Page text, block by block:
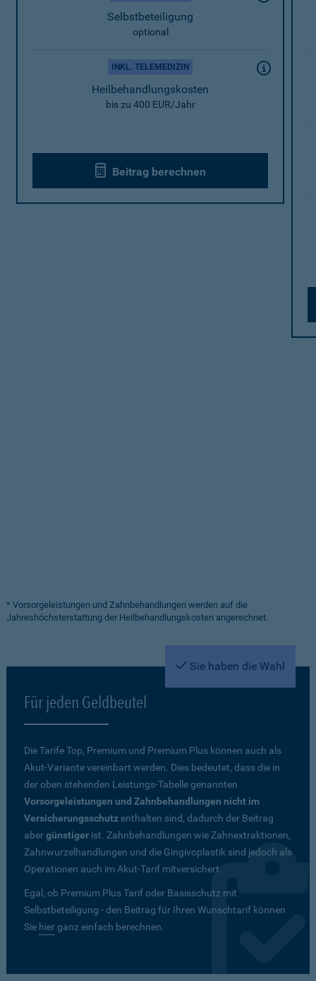
Selbstbeteiligung
optional
INKL. TELEMEDIZIN
Heilbehandlungskosten
bis zu 400 EUR/Jahr
Beitrag berechnen
* Vorsorgeleistungen und Zahnbehandlungen werden auf die
Jahreshöchsterstattung der Heilbehandlungskosten angerechnet.
Sie haben die Wahl
Für jeden Geldbeutel
Die Tarife Top, Premium und Premium Plus können auch als
Akut-Variante vereinbart werden. Dies bedeutet, dass die in
der oben stehenden Leistungs-Tabelle genannten
Vorsorgeleistungen und Zahnbehandlungen nicht im
Versicherungsschutzenthalten sind, dadurch der Beitrag
abergünstiger ist. Zahnbehandlungen wie Zahnextraktionen,
Zahnwurzelhandlungen und die Gingivoplastik sind jedoch als
Operationen auch im Akut-Tarif mitversichert.
Egal, ob Premium Plus Tarif oder Basisschutz mit
Selbstbeteiligung - den Beitrag für Ihren Wunschtarif können
Sie hierganz einfach berechnen.